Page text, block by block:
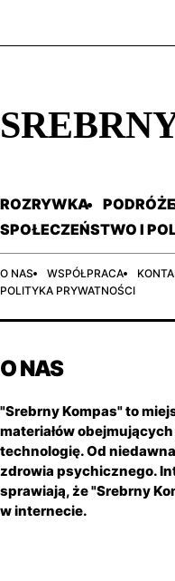
ROZRYWKA PODRÓŻE
SPOŁECZEŃSTWO I
O NAS WSPÓŁPRACA
POLITYKA PRYWATNOŚCI
O NAS
"Srebrny Kompas" to
materiałów
technologię. Od
zdrowia psychicznego.
sprawiają, że "Srebrny
w internecie.